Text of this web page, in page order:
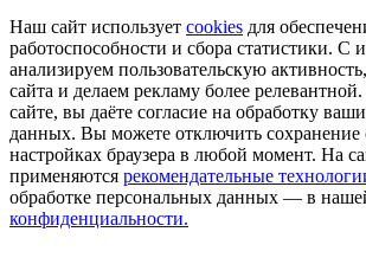
Наш сайт использует cookies для
работоспособности и сбора статистики.
анализируем пользовательскую
сайта и делаем рекламу более
сайте, вы даёте согласие на обработку
данных. Вы можете отключить сохранение
настройках браузера в любой момент. На
применяются рекомендательные
обработке персональных данных — в
конфиденциальности.